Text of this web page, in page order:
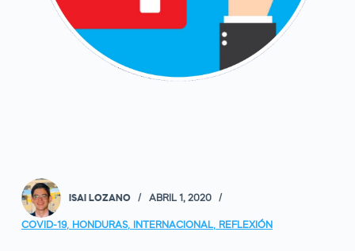
ISAI LOZANO ABRIL 1, 2020
COVID-19, HONDURAS, INTERNACIONAL, REFLEXIÓN